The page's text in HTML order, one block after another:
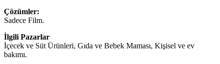
Çözümler:
Sadece Film.
İlgili Pazarlar
İçecek ve Süt Ürünleri, Gıda ve Bebek Maması, Kişisel ve ev
bakımı.